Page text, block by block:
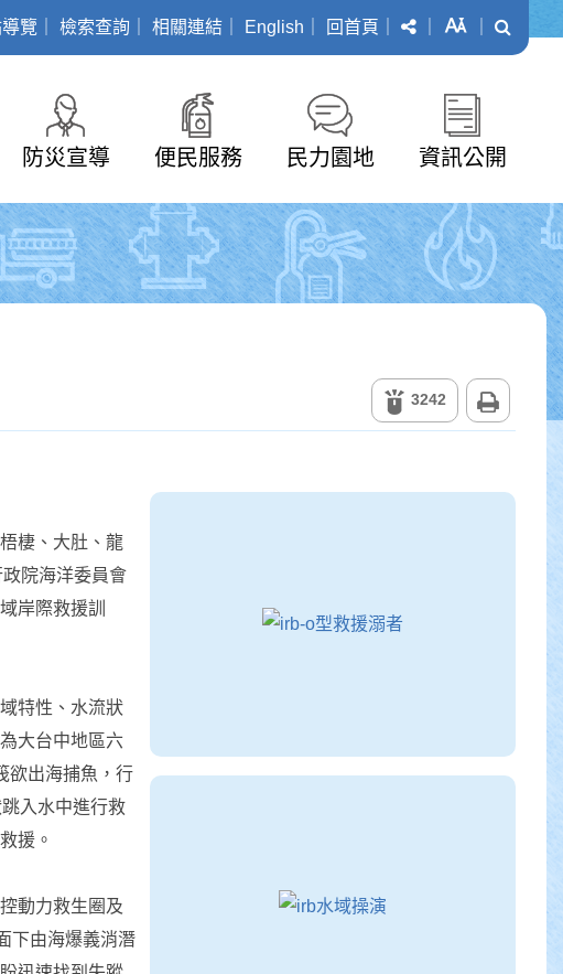
覽 檢索查詢 相關連結 English 回首頁 分享 字級
防災宣導 便民服務 民力園地 資訊公開
3242
棲、大肚、龍
院海洋委員會
岸際救援訓
特性、水流狀
大台中地區六
欲出海捕魚，行
入水中進行救
援。
動力救生圈及
下由海爆義消潛